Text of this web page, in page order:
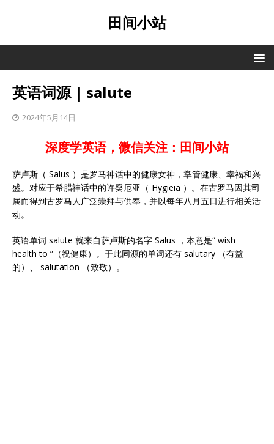
田间小站
英语词源 | salute
2024年5月14日
深度学英语，微信关注：田间小站
萨卢斯（ Salus ）是罗马神话中的健康女神，掌管健康、幸福和兴
盛。对应于希腊神话中的许癸厄亚（ Hygieia ）。在古罗马因其司
属而得到古罗马人广泛崇拜与供奉，并以每年八月五日进行相关活
动。
英语单词 salute 就来自萨卢斯的名字 Salus ，本意是“ wish
health to ”（祝健康）。于此同源的单词还有 salutary （有益
的）、 salutation （致敬）。